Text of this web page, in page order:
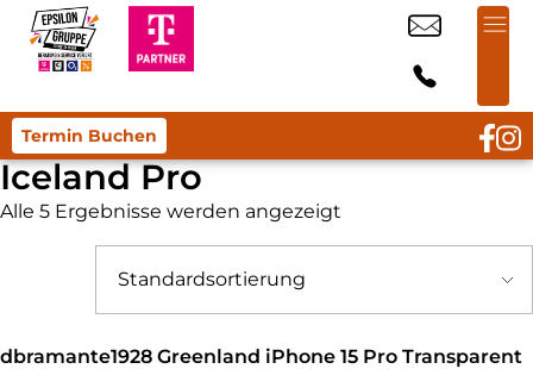
Termin Buchen
Iceland Pro
Alle 5 Ergebnisse werden angezeigt
dbramante1928 Greenland iPhone 15 Pro Transparent